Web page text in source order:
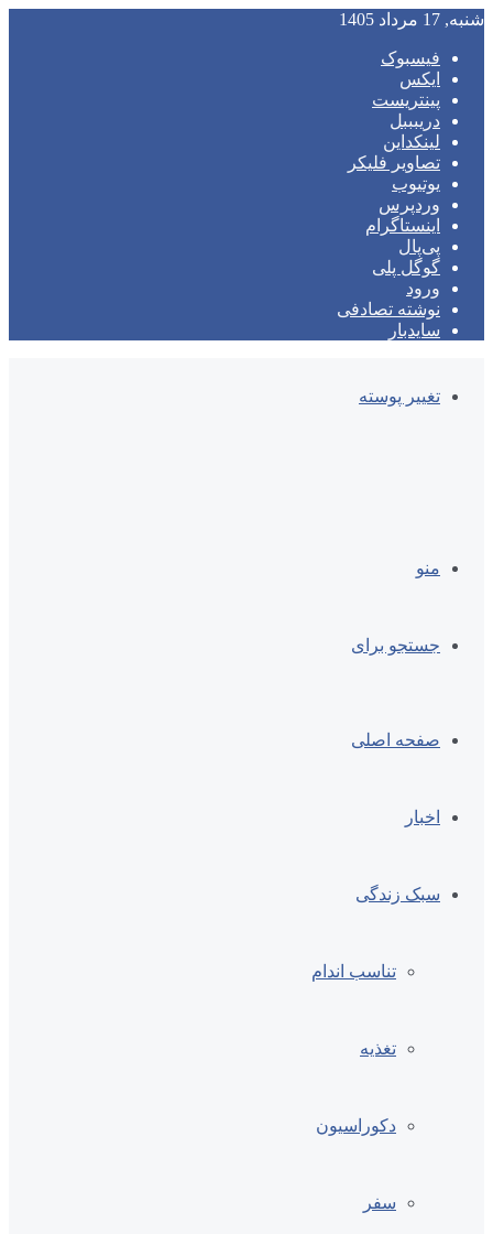
شنبه, 17 مرداد 1405
فیسبوک
ایکس
پینتریست
دریبببل
لینکداین
تصاویر فلیکر
یوتیوب
وردپرس
اینستاگرام
پی‌پال
گوگل پلی
ورود
نوشته تصادفی
سایدبار
تغییر پوسته
منو
جستجو برای
صفحه اصلی
اخبار
سبک زندگی
تناسب اندام
تغذیه
دکوراسیون
سفر